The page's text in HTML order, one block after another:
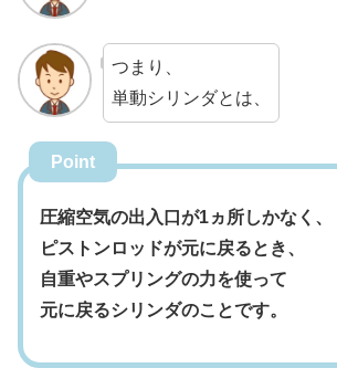
つまり、
単動シリンダとは、
Point
圧縮空気の出入口が1ヵ所しかなく、
ピストンロッドが元に戻るとき、
自重やスプリングの力を使って
元に戻るシリンダのことです。